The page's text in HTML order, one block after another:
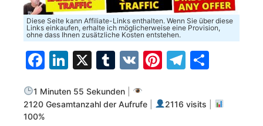
Diese Seite kann Affiliate-Links enthalten. Wenn Sie über diese
Links einkaufen, erhalte ich möglicherweise eine Provision,
ohne dass Ihnen zusätzliche Kosten entstehen.
Facebook
LinkedIn
X Tumblr
VK Pinterest
1 Minuten 55 Sekunden
2120 Gesamtanzahl der Aufrufe
2116 visits
100%